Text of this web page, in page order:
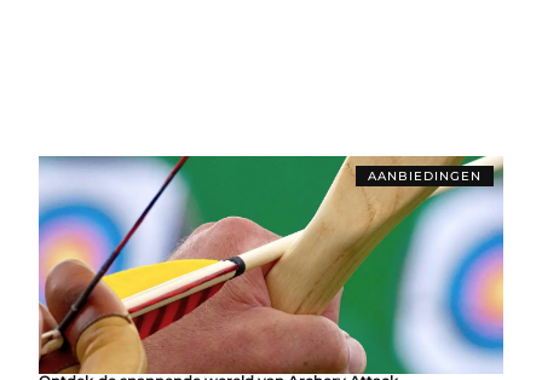
AANBIEDINGEN